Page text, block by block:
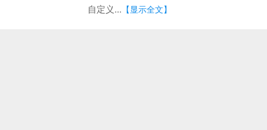
自定义... 【显示全文】